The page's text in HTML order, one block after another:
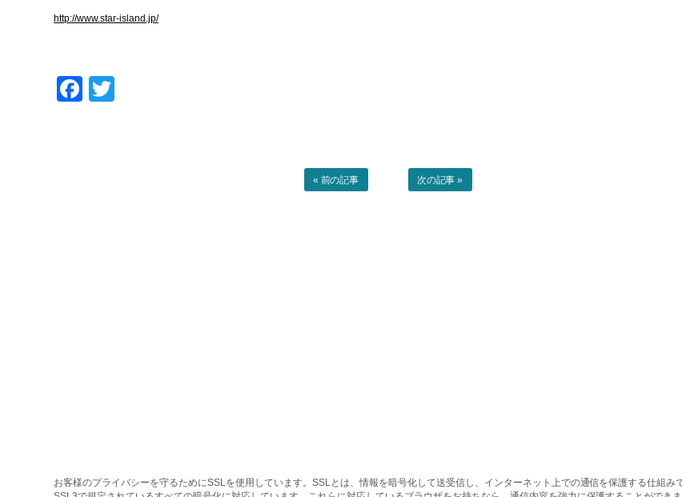
http://www.star-island.jp/
Facebook
« 前の記事 次の記事 »
お客様のプライバシーを守るためにSSLを使用しています。SSLとは、情報を暗号化して送受信し、インターネット上での通信を保護する仕組